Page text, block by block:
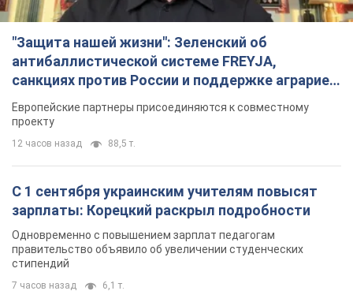
"Защита нашей жизни": Зеленский об
антибаллистической системе FREYJA,
санкциях против России и поддержке аграриев.
Видео
Европейские партнеры присоединяются к совместному
проекту
12 часов назад 88,5 т.
С 1 сентября украинским учителям повысят
зарплаты: Корецкий раскрыл подробности
Одновременно с повышением зарплат педагогам
правительство объявило об увеличении студенческих
стипендий
7 часов назад 6,1 т.